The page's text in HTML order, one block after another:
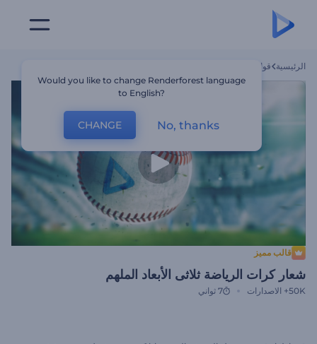
الرئيسية قوالب
قالب مميز
شعار كرات الرياضة ثلاثى الأبعاد الملهم
50K+ الاصدارات 7 ثواني
Would you like to change Renderforest language
to English?
CHANGE No, thanks